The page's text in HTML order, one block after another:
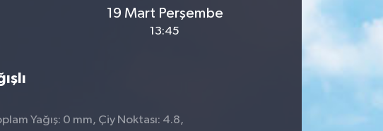
19 Mart Perşembe
13:45
Yağış: 0 mm, Çiy Noktası: 4.8,